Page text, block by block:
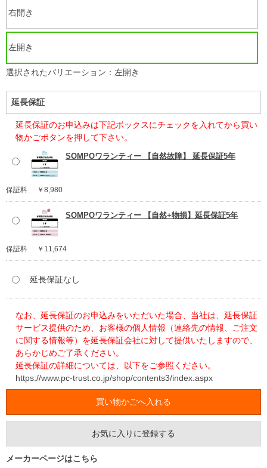
右開き
左開き
選択されたバリエーション：左開き
延長保証
延長保証のお申込みは下記ボックスにチェックを入れてから買い
物かごボタンを押して下さい。
SOMPOワランティー 【自然故障】 延長保証5年
保証料 ￥8,980
SOMPOワランティー 【自然+物損】延長保証5年
保証料 ￥11,674
延長保証なし
なお、延長保証のお申込みをいただいた場合、当社は、延長保証
サービス提供のため、お客様の個人情報（連絡先の情報、ご注文
に関する情報等）を延長保証会社に対して提供いたしますので、
あらかじめご了承ください。
延長保証の詳細については、以下をご参照ください。
https://www.pc-trust.co.jp/shop/contents3/index.aspx
お気に入りに登録する
メーカーページはこちら